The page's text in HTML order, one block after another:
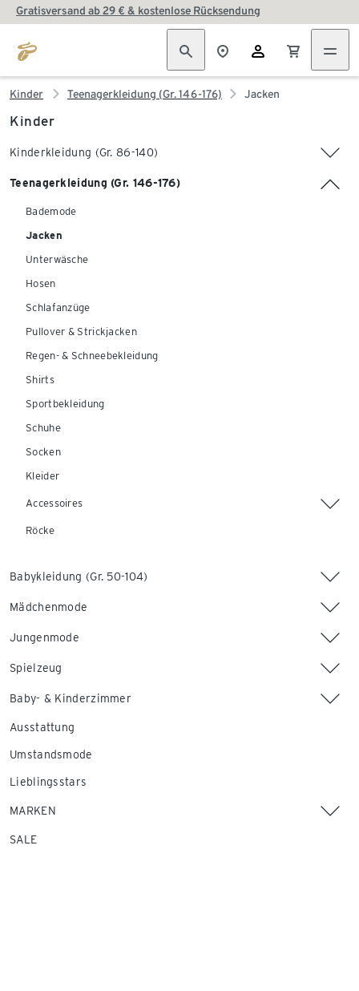
Gratisversand ab 29 € & kostenlose Rücksendung
Kinder Teenagerkleidung (Gr. 146-176) Jacken
Kinder
Kinderkleidung (Gr. 86-140)
Teenagerkleidung (Gr. 146-176)
Bademode
Jacken
Unterwäsche
Hosen
Schlafanzüge
Pullover & Strickjacken
Regen- & Schneebekleidung
Shirts
Sportbekleidung
Schuhe
Socken
Kleider
Accessoires
Röcke
Babykleidung (Gr. 50-104)
Mädchenmode
Jungenmode
Spielzeug
Baby- & Kinderzimmer
Ausstattung
Umstandsmode
Lieblingsstars
MARKEN
SALE